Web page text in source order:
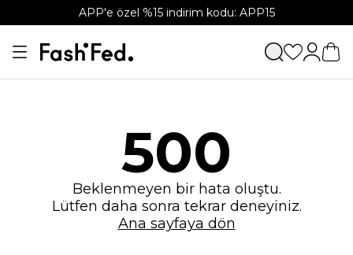
APP'e özel %15 indirim kodu: APP15
500
Beklenmeyen bir hata oluştu.
Lütfen daha sonra tekrar deneyiniz.
Ana sayfaya dön